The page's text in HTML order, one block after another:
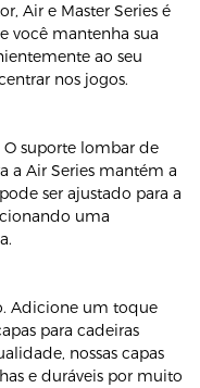
Air e Master Series é
você mantenha sua
ao seu
nos jogos.
O suporte lombar de
a Air Series mantém a
ser ajustado para a
uma
Adicione um toque
para cadeiras
nossas capas
e duráveis ​​por muito